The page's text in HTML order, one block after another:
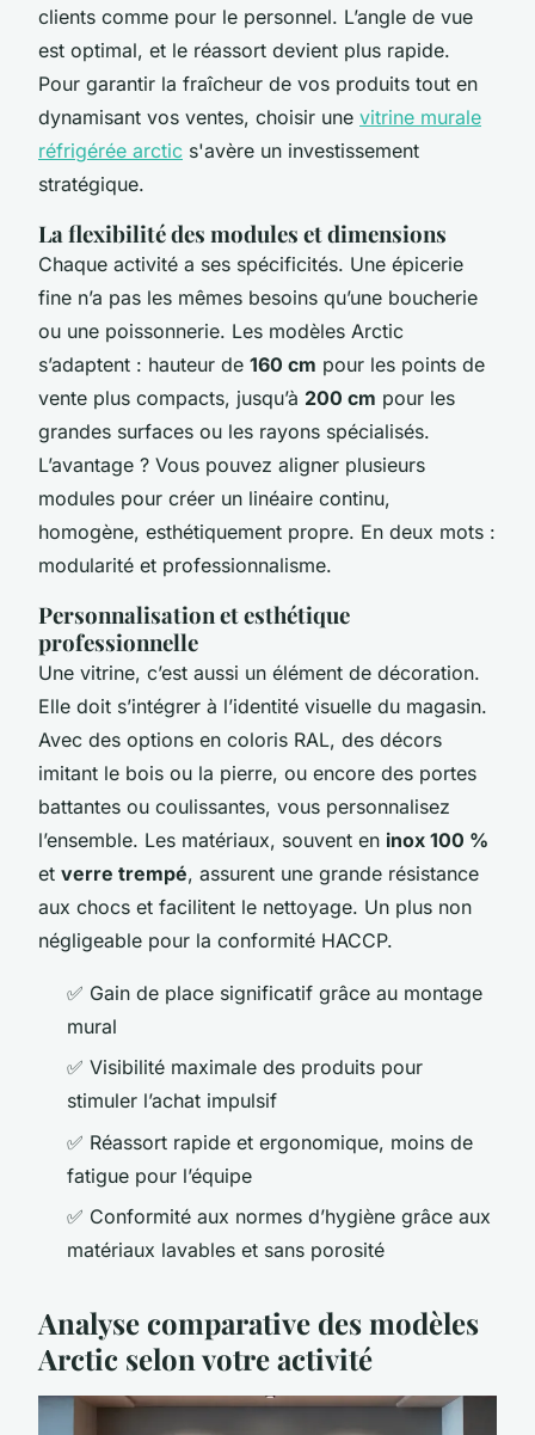
clients comme pour le personnel. L’angle de vue
est optimal, et le réassort devient plus rapide.
Pour garantir la fraîcheur de vos produits tout en
dynamisant vos ventes, choisir une vitrine murale
réfrigérée arctic s'avère un investissement
stratégique.
La flexibilité des modules et dimensions
Chaque activité a ses spécificités. Une épicerie
fine n’a pas les mêmes besoins qu’une boucherie
ou une poissonnerie. Les modèles Arctic
s’adaptent : hauteur de 160 cm pour les points de
vente plus compacts, jusqu’à 200 cm pour les
grandes surfaces ou les rayons spécialisés.
L’avantage ? Vous pouvez aligner plusieurs
modules pour créer un linéaire continu,
homogène, esthétiquement propre. En deux mots :
modularité et professionnalisme.
Personnalisation et esthétique
professionnelle
Une vitrine, c’est aussi un élément de décoration.
Elle doit s’intégrer à l’identité visuelle du magasin.
Avec des options en coloris RAL, des décors
imitant le bois ou la pierre, ou encore des portes
battantes ou coulissantes, vous personnalisez
l’ensemble. Les matériaux, souvent en inox 100 %
et verre trempé, assurent une grande résistance
aux chocs et facilitent le nettoyage. Un plus non
négligeable pour la conformité HACCP.
✅ Gain de place significatif grâce au montage
mural
✅ Visibilité maximale des produits pour
stimuler l’achat impulsif
✅ Réassort rapide et ergonomique, moins de
fatigue pour l’équipe
✅ Conformité aux normes d’hygiène grâce aux
matériaux lavables et sans porosité
Analyse comparative des modèles
Arctic selon votre activité